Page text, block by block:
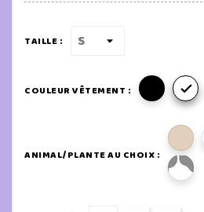
TAILLE :
COULEUR VÊTEMENT : 
ANIMAL/PLANTE AU CHOIX :